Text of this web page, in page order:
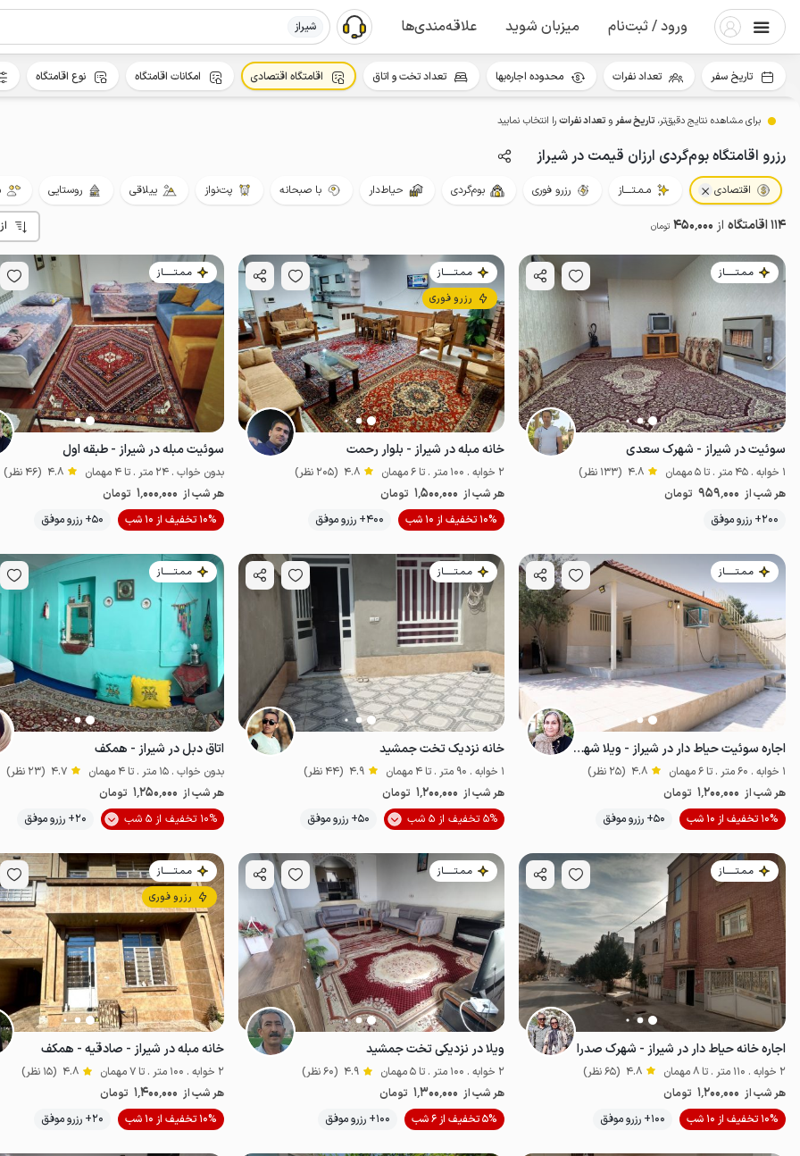
ورود / ثبت‌نام میزبان شوید علاقه‌مندی‌ها شیراز
برای مشاهده نتایج دقیق‌تر، تاریخ سفرو تعداد نفراترا انتخاب نمایید
رزرو اقامتگاه بوم‌گردی ارزان قیمت در شیراز
اقتصادی مـمـتــــاز رزرو فوری بوم‌گردی حیاط‌دار با صبحانه پت‌نواز ییلاقی روستایی
114 اقامتگاه از 450٬000 تومان
مـمـتــــــاز
سوئیت در شیراز - شهرک سعدی
1 خوابه . 45 متر . تا 5 مهمان 4.8 (133 نظر)
هر شب از 959٬000 تومان
200+ رزرو موفق
اقتصادی پت‌نواز موقعیت در نقشه
مـمـتــــــاز
رزرو فوری
خانه مبله در شیراز - بلوار رحمت
2 خوابه . 100 متر . تا 6 مهمان 4.8 (205 نظر)
هر شب از 1٬500٬000 تومان
10% تخفیف از 10 شب
400+ رزرو موفق اقتصادی
مـمـتــــــاز
سوئیت مبله در شیراز - طبقه اول
بدون خواب . 24 متر . تا 4 مهمان 4.8 (46 نظر)
هر شب از 1٬000٬000 تومان
10% تخفیف از 10 شب
50+ رزرو موفق
مـمـتــــــاز
اجاره سوئیت حیاط دار در شیراز - ویلا شهر کیمیا
1 خوابه . 60 متر . تا 6 مهمان 4.8 (25 نظر)
هر شب از 1٬200٬000 تومان
10% تخفیف از 10 شب
50+ رزرو موفق اقتصادی موقعیت در نقشه
مـمـتــــــاز
خانه نزدیک تخت جمشید
1 خوابه . 90 متر . تا 4 مهمان 4.9 (44 نظر)
هر شب از 1٬200٬000 تومان
5% تخفیف از 5 شب
50+ رزرو موفق اقتصادی
مـمـتــــــاز
اتاق دبل در شیراز - همکف
بدون خواب . 15 متر . تا 4 مهمان 4.7 (23 نظر)
هر شب از 1٬250٬000 تومان
10% تخفیف از 5 شب
20+ رزرو موفق
مـمـتــــــاز
اجاره خانه حیاط دار در شیراز - شهرک صدرا
2 خوابه . 110 متر . تا 8 مهمان 4.8 (65 نظر)
هر شب از 1٬200٬000 تومان
10% تخفیف از 10 شب
100+ رزرو موفق اقتصادی موقعیت در نقشه
مـمـتــــــاز
ویلا در نزدیکی تخت جمشید
2 خوابه . 100 متر . تا 5 مهمان 4.9 (60 نظر)
هر شب از 1٬300٬000 تومان
5% تخفیف از 6 شب
100+ رزرو موفق اقتصادی
مـمـتــــــاز
رزرو فوری
خانه مبله در شیراز - صادقیه - همکف
2 خوابه . 100 متر . تا 7 مهمان 4.8 (15 نظر)
هر شب از 1٬400٬000 تومان
10% تخفیف از 10 شب
20+ رزرو موفق
تاریخ سفر تعداد نفرات محدوده اجاره‌بها تعداد تخت و اتاق اقامتگاه اقتصادی امکانات اقامتگاه نوع اقامتگاه